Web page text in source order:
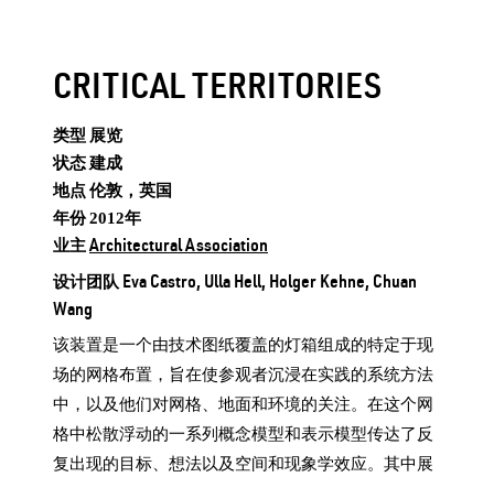
CRITICAL TERRITORIES
类型 展览
状态建成
地点伦敦，英国
年份2012年
业主Architectural Association
设计团队 Eva Castro, Ulla Hell, Holger Kehne, Chuan
Wang
该装置是一个由技术图纸覆盖的灯箱组成的特定于现
场的网格布置，旨在使参观者沉浸在实践的系统方法
中，以及他们对网格、地面和环境的关注。在这个网
格中松散浮动的一系列概念模型和表示模型传达了反
复出现的目标、想法以及空间和现象学效应。其中展